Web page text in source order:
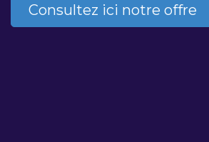
Consultez ici notre offre